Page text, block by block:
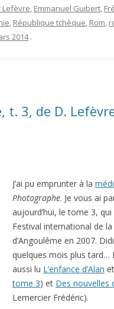
Lefèvre, Emmanuel Guibert,
, République tchèque, Rom,
2014 .
t. 3, de D.
J’ai pu emprunter à la
Photographe. Je vous ai
aujourd’hui, le tome 3,
Festival international de
d’Angoulême en 2007.
quelques mois plus tard…
aussi lu L’enfance d’Alan
tome 3) et Des nouvelles
Lemercier Frédéric).